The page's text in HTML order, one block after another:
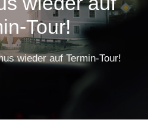
Tour!
wieder auf Termin-Tour!